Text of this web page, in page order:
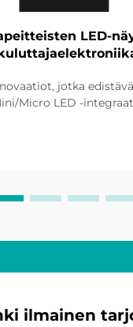
LED-
jotka
Micro LED -
Tämä kehitys...
ilmainen